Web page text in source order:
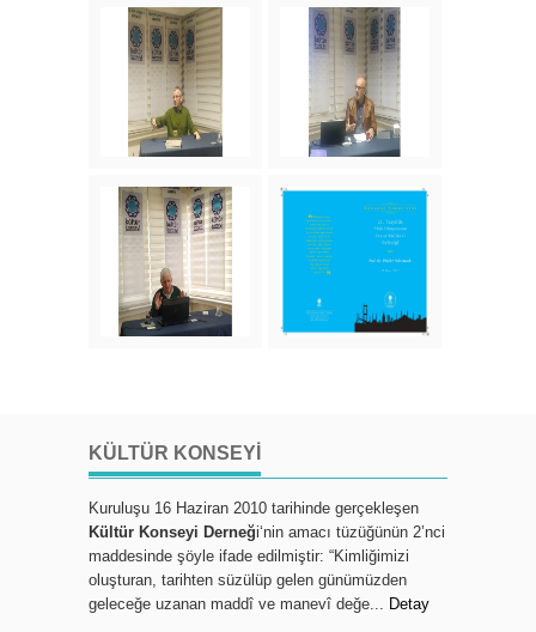
KÜLTÜR KONSEYI
Kuruluşu 16 Haziran 2010 tarihinde gerçekleşen
Kültür Konseyi Derneği‘nin amacı tüzüğünün 2’nci
maddesinde şöyle ifade edilmiştir: “Kimliğimizi
oluşturan, tarihten süzülüp gelen günümüzden
geleceğe uzanan maddî ve manevî değe... Detay